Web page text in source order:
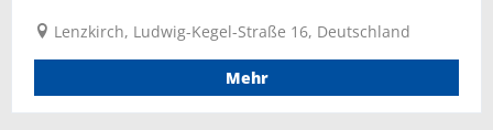
Lenzkirch, Ludwig-Kegel-Straße 16, Deutschland
Mehr